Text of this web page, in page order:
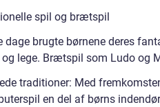
spil og brætspil
dage brugte børnene deres
lege. Brætspil som Ludo og
traditioner: Med
en del af børns